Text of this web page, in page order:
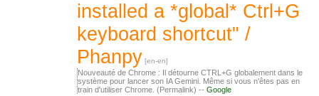
installed a *global* Ctrl+G
keyboard shortcut" /
Phanpy
Nouveauté de Chrome : Il détourne CTRL+G globalement dans le
système pour lancer son IA Gemini. Même si vous n'êtes pas en
train d'utiliser Chrome. (Permalink) -- Google